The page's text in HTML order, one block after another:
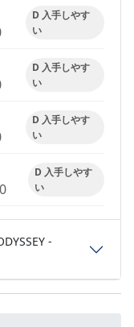
D 入手しやす
い
D 入手しやす
い
D 入手しやす
い
D 入手しやす
い
-